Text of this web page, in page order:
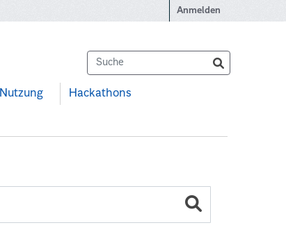
Anmelden
Nutzung Hackathons